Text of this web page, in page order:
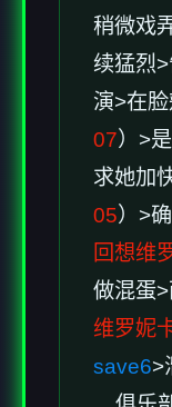
稍微戏
续猛烈
演>在
07）>
求她加
05）>
回想维
做混蛋
维罗妮
save6>